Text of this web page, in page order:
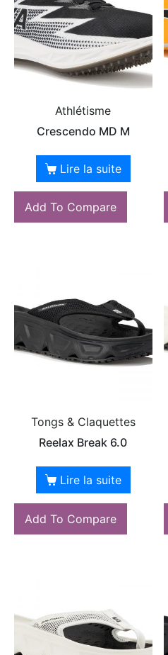
Athlétisme
Crescendo MD M
Lire la suite
Add To Compare
Tongs & Claquettes
Reelax Break 6.0
Lire la suite
Add To Compare